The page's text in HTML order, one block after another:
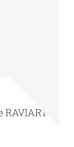
RAVIART